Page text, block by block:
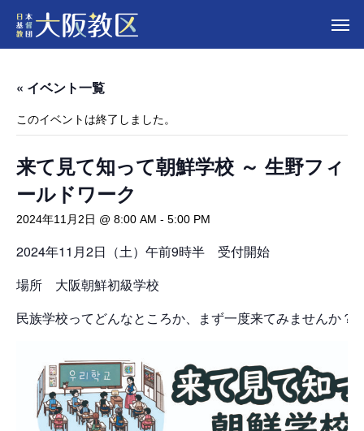
« イベント一覧
このイベントは終了しました。
来て見て知って朝鮮学校 ～ 生野フィ
ールドワーク
2024年11月2日 @ 8:00 AM - 5:00 PM
2024年11月2日（土）午前9時半 受付開始
場所 大阪朝鮮初級学校
民族学校ってどんなところか、まず一度来てみませんか？